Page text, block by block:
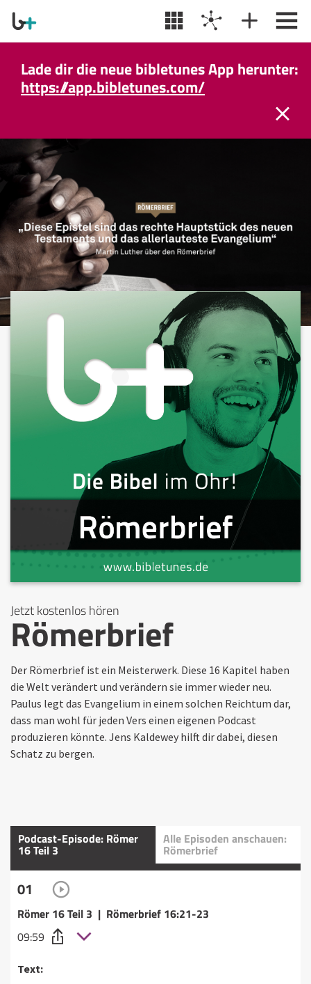
Lade dir die neue bibletunes App herunter:
https://app.bibletunes.com/
Jetzt kostenlos hören
Römerbrief
Der Römerbrief ist ein Meisterwerk. Diese 16 Kapitel haben
die Welt verändert und verändern sie immer wieder neu.
Paulus legt das Evangelium in einem solchen Reichtum dar,
dass man wohl für jeden Vers einen eigenen Podcast
produzieren könnte. Jens Kaldewey hilft dir dabei, diesen
Schatz zu bergen.
Podcast-Episode: Römer
16 Teil 3
Alle Episoden anschauen:
Römerbrief
01
Römer 16 Teil 3 | Römerbrief 16:21-23
09:59
Text: